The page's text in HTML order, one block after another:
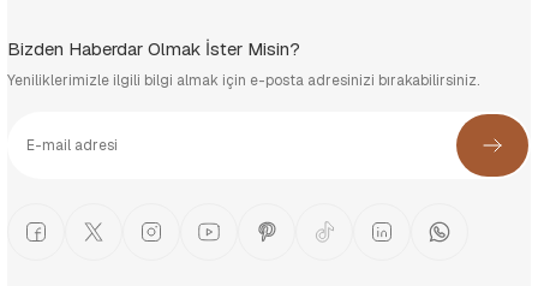
Bizden Haberdar Olmak İster Misin?
Yeniliklerimizle ilgili bilgi almak için e-posta adresinizi bırakabilirsiniz.